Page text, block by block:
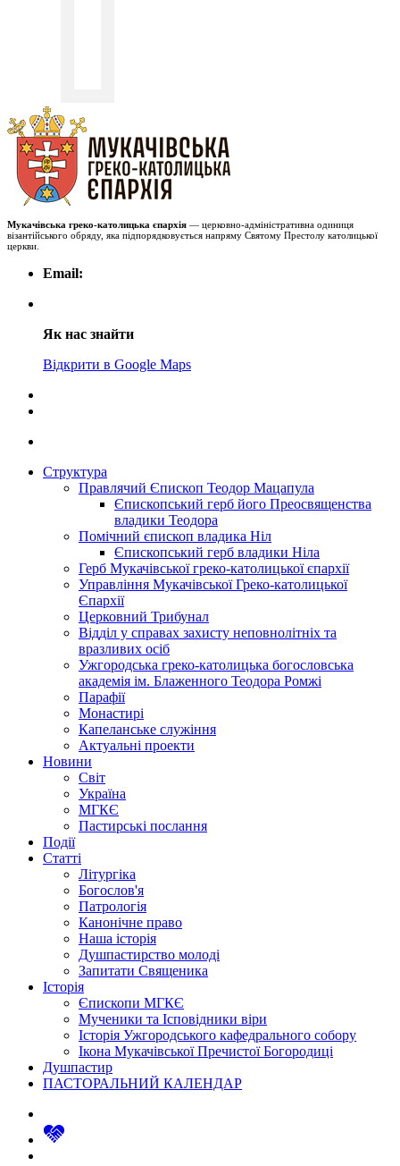
Мукачівська греко-католицька єпархія — церковно-адміністративна одиниця
візантійського обряду, яка підпорядковується напряму Святому Престолу католицької
церкви.
Email:
Як нас знайти
Відкрити в Google Maps
Структура
Правлячий Єпископ Теодор Мацапула
Єпископський герб його Преосвященства
владики Теодора
Помічний єпископ владика Ніл
Єпископський герб владики Ніла
Герб Мукачівської греко-католицької єпархії
Управління Мукачівської Греко-католицької
Єпархії
Церковний Трибунал
Відділ у справах захисту неповнолітніх та
вразливих осіб
Ужгородська греко-католицька богословська
академія ім. Блаженного Теодора Ромжі
Парафії
Монастирі
Капеланське служіння
Актуальні проекти
Новини
Світ
Україна
МГКЄ
Пастирські послання
Події
Статті
Літургіка
Богослов'я
Патрологія
Канонічне право
Наша історія
Душпастирство молоді
Запитати Священика
Історія
Єпископи МГКЄ
Мученики та Ісповідники віри
Історія Ужгородського кафедрального собору
Ікона Мукачівської Пречистої Богородиці
Душпастир
ПАСТОРАЛЬНИЙ КАЛЕНДАР